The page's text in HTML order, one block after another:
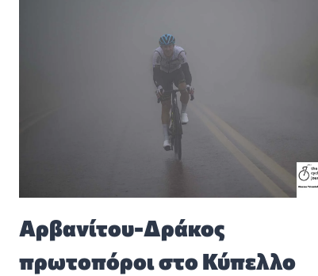
Αρβανίτου-Δράκος
πρωτοπόροι στο Κύπελλο